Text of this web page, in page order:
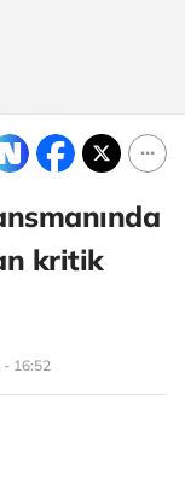
kritik
16:52